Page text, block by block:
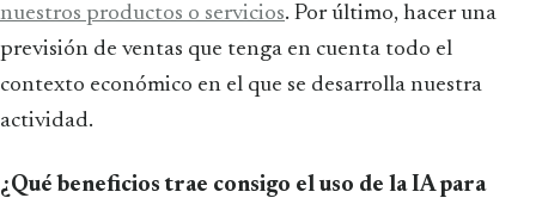
nuestros productos o servicios. Por último, hacer una
previsión de ventas que tenga en cuenta todo el
contexto económico en el que se desarrolla nuestra
actividad.
¿Qué beneficios trae consigo el uso de la IA para